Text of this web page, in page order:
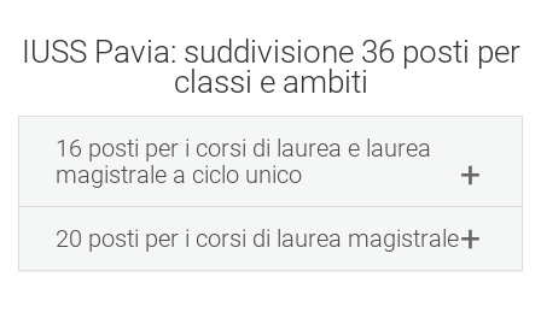
IUSS Pavia: suddivisione 36 posti per
classi e ambiti
16 posti per i corsi di laurea e laurea
magistrale a ciclo unico
20 posti per i corsi di laurea magistrale